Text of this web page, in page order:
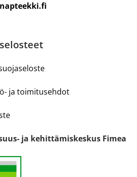
ja toimitusehdot
ja kehittämiskeskus Fimea